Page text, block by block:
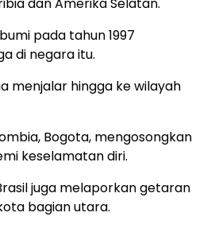
pada tahun 1997
di negara itu.
menjalar hingga ke wilayah
Bogota, mengosongkan
keselamatan diri.
juga melaporkan getaran
bagian utara.